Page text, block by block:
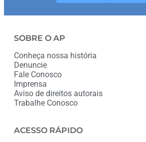
SOBRE O AP
Conheça nossa história
Denuncie
Fale Conosco
Imprensa
Aviso de direitos autorais
Trabalhe Conosco
ACESSO RÁPIDO